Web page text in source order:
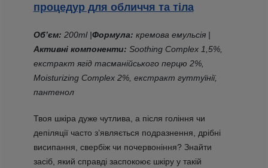
процедур для обличчя та тіла
Об’єм: 200ml |Формула: кремова емульсія |
Активні компоненти: Soothing Complex 1,5%,
екстракт ягід тасманійського перцю 2%,
Moisturizing Complex 2%, екстракт гуттуїнії,
пантенол
Твоя шкіра дуже чутлива, а після гоління чи
депіляції часто з’являється подразнення, дрібні
висипання, свербіж чи почервоніння? Знайти
засіб, який справді заспокоює шкіру у такій